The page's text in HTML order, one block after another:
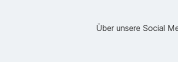
Über unsere Social